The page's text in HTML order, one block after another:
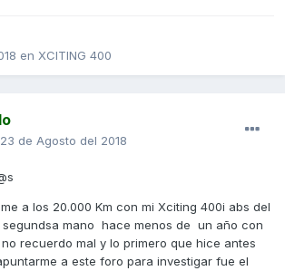
en XCITING 400
23 de Agosto del 2018
a los 20.000 Km con mi Xciting 400i abs del
segundsa mano hace menos de un año con
no recuerdo mal y lo primero que hice antes
a este foro para investigar fue el